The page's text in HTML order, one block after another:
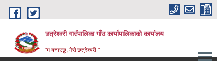
Skip to main content
छत्रेश्वरी गाउँपालिका गाँउ कार्यापालिकाको कार्यालय
"म बनाउछु, मेरो छत्रेश्वरी "